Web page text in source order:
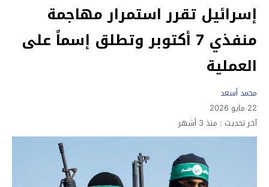
إسرائيل تقرر استمرار مهاجمة
منفذي 7 أكتوبر وتطلق إسماً على
العملية
محمد أسعد
22 مايو 2026
آخر تحديث : منذ 3 أشهر